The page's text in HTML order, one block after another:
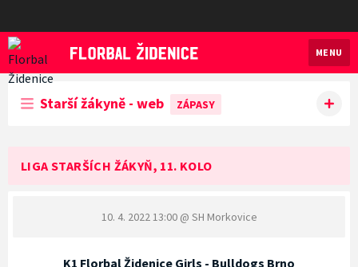
Florbal Židenice
MENU
Starší žákyně - web ZÁPASY
LIGA STARŠÍCH ŽÁKYŇ, 11. KOLO
10. 4. 2022 13:00@ SH Morkovice
K1 Florbal Židenice Girls - Bulldogs Brno